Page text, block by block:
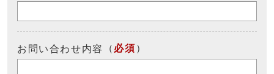
お問い合わせ内容 （ 必須 ）